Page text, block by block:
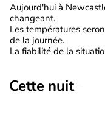
Aujourd'hui à
changeant.
Les températures
de la journée.
La fiabilité de la
Cette nuit